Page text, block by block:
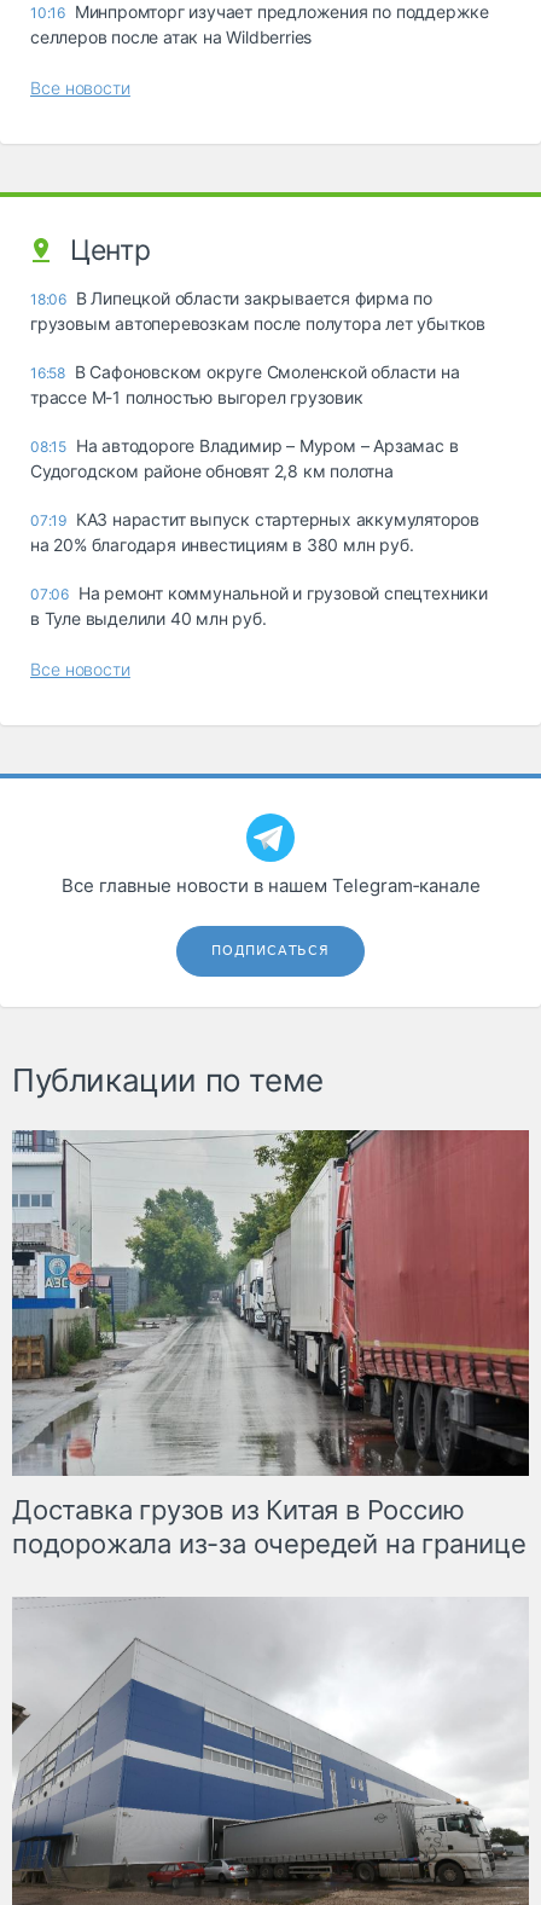
10:16 Минпромторг изучает предложения по поддержке
селлеров после атак на Wildberries
Все новости
Центр
18:06 В Липецкой области закрывается фирма по
грузовым автоперевозкам после полутора лет убытков
16:58 В Сафоновском округе Смоленской области на
трассе М-1 полностью выгорел грузовик
08:15 На автодороге Владимир – Муром – Арзамас в
Судогодском районе обновят 2,8 км полотна
07:19 КАЗ нарастит выпуск стартерных аккумуляторов
на 20% благодаря инвестициям в 380 млн руб.
07:06 На ремонт коммунальной и грузовой спецтехники
в Туле выделили 40 млн руб.
Все новости
Все главные новости в нашем Telegram‑канале
ПОДПИСАТЬСЯ
Публикации по теме
Доставка грузов из Китая в Россию
подорожала из-за очередей на границе